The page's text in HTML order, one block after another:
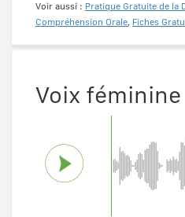
Voir aussi : Pratique Gratuite de la
Compréhension Orale, Fiches
Voix féminine